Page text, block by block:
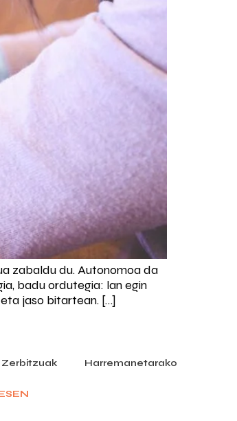
zabaldu du. Autonomoa da
badu ordutegia: lan egin
jaso bitartean. […]
Zerbitzuak Harremanetarako
EN